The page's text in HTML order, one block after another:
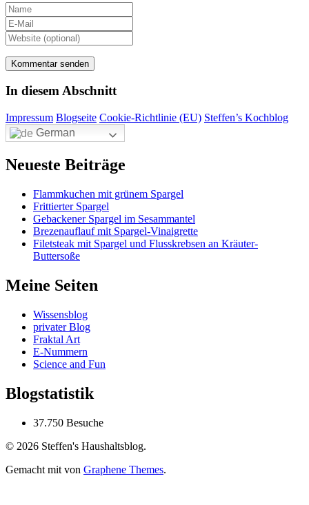
In diesem Abschnitt
Impressum Blogseite Cookie-Richtlinie (EU) Steffen’s Kochblog
German
Neueste Beiträge
Flammkuchen mit grünem Spargel
Frittierter Spargel
Gebackener Spargel im Sesammantel
Brezenauflauf mit Spargel-Vinaigrette
Filetsteak mit Spargel und Flusskrebsen an Kräuter-
Buttersoße
Meine Seiten
Wissensblog
privater Blog
Fraktal Art
E-Nummern
Science and Fun
Blogstatistik
37.750 Besuche
© 2026 Steffen's Haushaltsblog.
Gemacht mit von Graphene Themes.